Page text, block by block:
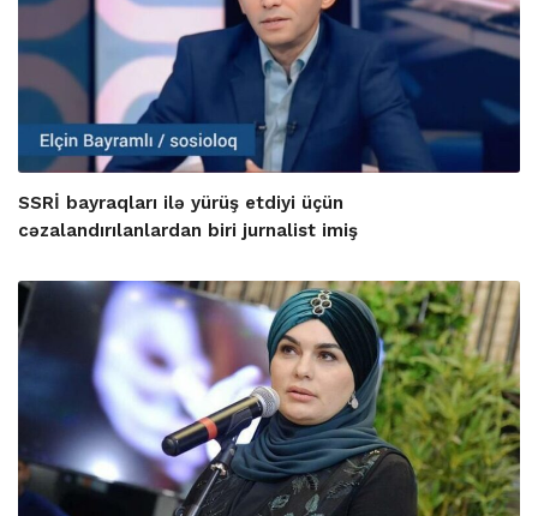
SSRİ bayraqları ilə yürüş etdiyi üçün
cəzalandırılanlardan biri jurnalist imiş